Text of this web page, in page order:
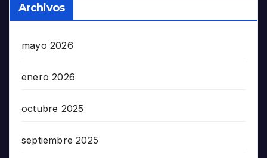
Archivos
mayo 2026
enero 2026
octubre 2025
septiembre 2025